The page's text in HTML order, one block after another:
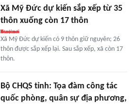
Xã Mỹ Đức dự kiến sắp xếp từ 35
thôn xuống còn 17 thôn
Xã Mỹ Đức dự kiến có 9 thôn giữ nguyên; 26
thôn được sắp xếp lại. Sau sắp xếp, xã còn 17
thôn.
Bộ CHQS tỉnh: Tọa đàm công tác
quốc phòng, quân sự địa phương,